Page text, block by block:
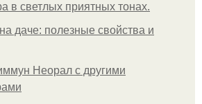
в светлых приятных тонах.
даче: полезные свойства и
Неорал с другими